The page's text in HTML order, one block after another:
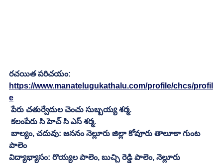
రచయిత పరిచయం:
https://www.manatelugukathalu.com/profile/chcs/profil
e
పేరు చతుర్వేదుల చెంచు సుబ్బయ్య శర్మ.
కలంపేరు సి హెచ్ సి ఎస్ శర్మ.
బాల్యం, చదువు: జననం నెల్లూరు జిల్లా కోవూరు తాలూకా గుంట
పాలెం
విద్యాభ్యాసం: రొయ్యల పాలెం, బుచ్చి రెడ్డి పాలెం, నెల్లూరు